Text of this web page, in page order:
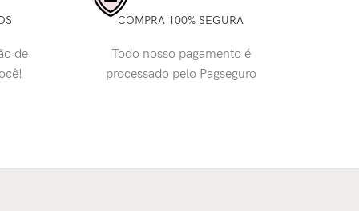
de
COMPRA 100% SEGURA
Todo nosso pagamento é
processado pelo Pagseguro